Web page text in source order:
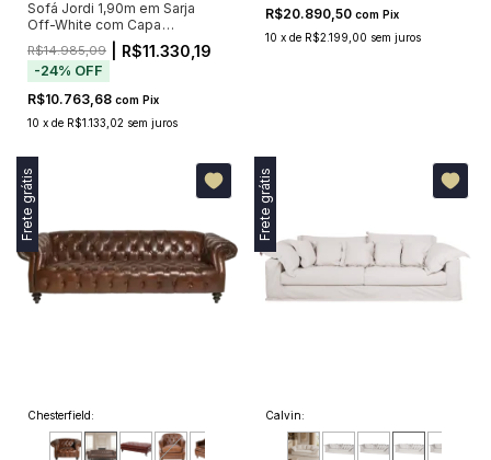
Sofá Jordi 1,90m em Sarja
Off-White com Capa
R$14.985,09 | R$11.330,19
-24% OFF
R$10.763,68 com Pix
10 x de R$1.133,02 sem juros
R$20.890,50 com Pix
10 x de R$2.199,00 sem juros
Frete grátis
Chesterfield:
Frete grátis
Calvin: